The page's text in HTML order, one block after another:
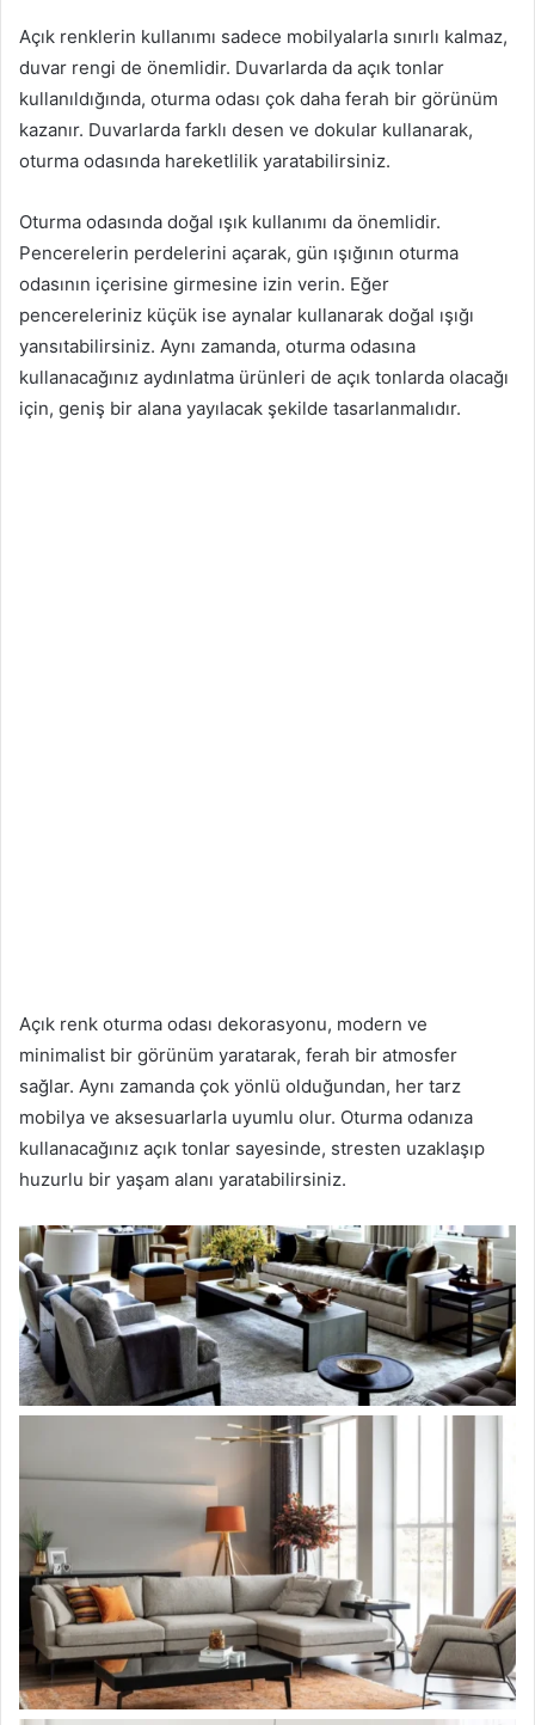
Açık renklerin kullanımı sadece mobilyalarla sınırlı kalmaz,
duvar rengi de önemlidir. Duvarlarda da açık tonlar
kullanıldığında, oturma odası çok daha ferah bir görünüm
kazanır. Duvarlarda farklı desen ve dokular kullanarak,
oturma odasında hareketlilik yaratabilirsiniz.
Oturma odasında doğal ışık kullanımı da önemlidir.
Pencerelerin perdelerini açarak, gün ışığının oturma
odasının içerisine girmesine izin verin. Eğer
pencereleriniz küçük ise aynalar kullanarak doğal ışığı
yansıtabilirsiniz. Aynı zamanda, oturma odasına
kullanacağınız aydınlatma ürünleri de açık tonlarda olacağı
için, geniş bir alana yayılacak şekilde tasarlanmalıdır.
Açık renk oturma odası dekorasyonu, modern ve
minimalist bir görünüm yaratarak, ferah bir atmosfer
sağlar. Aynı zamanda çok yönlü olduğundan, her tarz
mobilya ve aksesuarlarla uyumlu olur. Oturma odanıza
kullanacağınız açık tonlar sayesinde, stresten uzaklaşıp
huzurlu bir yaşam alanı yaratabilirsiniz.